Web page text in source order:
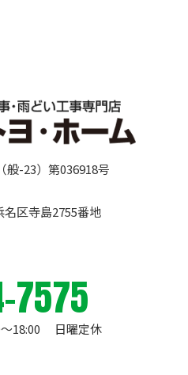
般-23）第036918号
区寺島2755番地
7575
〜18:00 日曜定休